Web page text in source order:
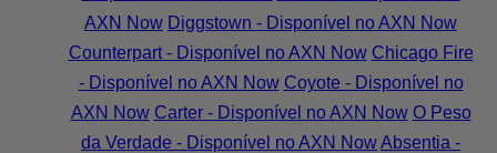
AXN Now Diggstown - Disponível no AXN Now
Counterpart - Disponível no AXN Now Chicago Fire
- Disponível no AXN Now Coyote - Disponível no
AXN Now Carter - Disponível no AXN Now O Peso
da Verdade - Disponível no AXN NowAbsentia -